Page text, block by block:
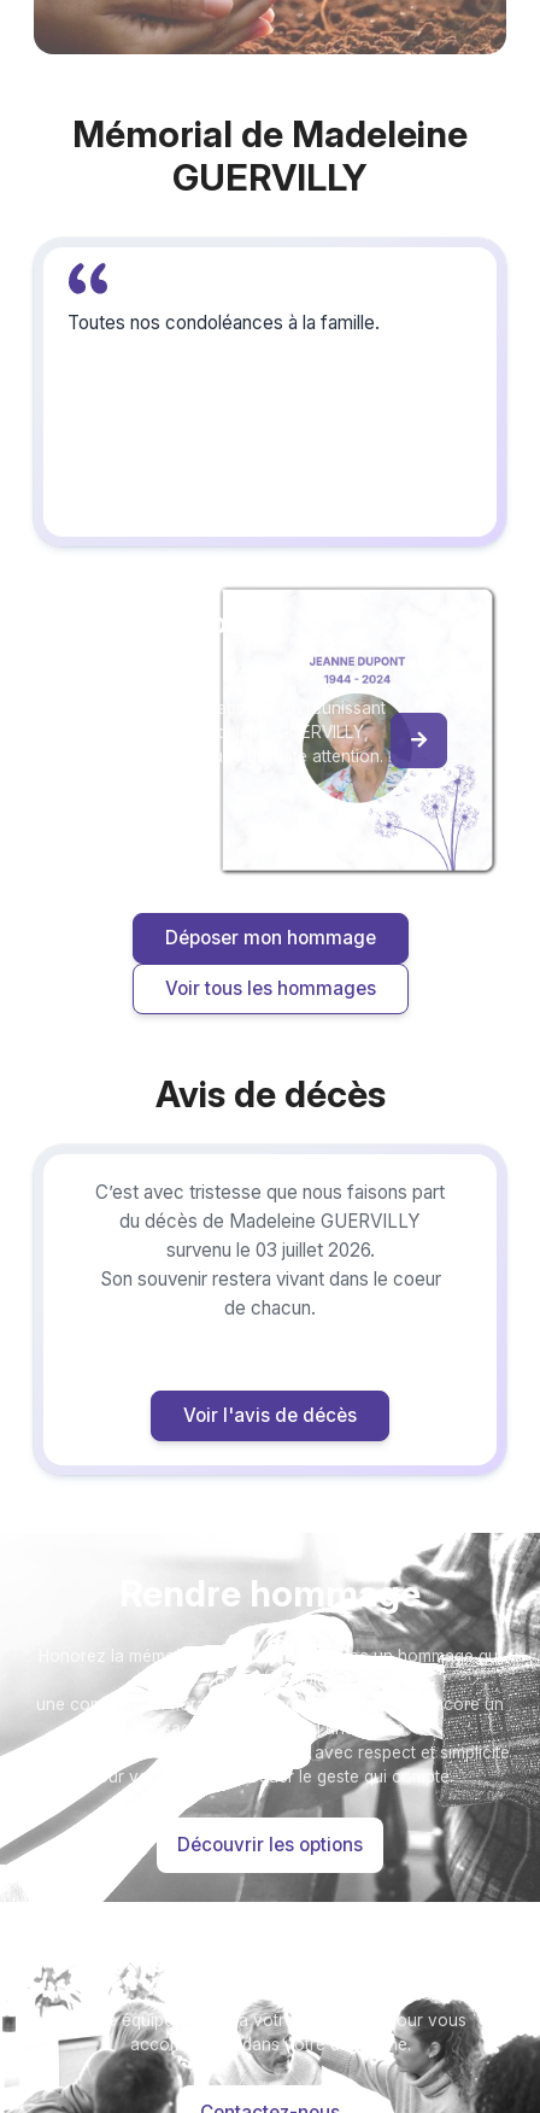
Mémorial de Madeleine
GUERVILLY
Toutes nos condoléances à la famille.
Créez un album
Créez un album collaboratif en réunissant
les hommages à Madeleine GUERVILLY,
pour vous ou pour une délicate attention.
Déposer mon hommage
Voir tous les hommages
Avis de décès
C’est avec tristesse que nous faisons part
du décès de Madeleine GUERVILLY
survenu le 03 juillet 2026.
Son souvenir restera vivant dans le coeur
de chacun.
Voir l'avis de décès
Rendre hommage
Honorez la mémoire de votre proche avec un hommage qui
vous ressemble :
une composition florale, une plaque, un arbre, ou encore un
message accompagné d'une photo.
Toutes nos options sont présentées avec respect et simplicité
pour vous aider à marquer le geste qui compte.
Découvrir les options
Notre équipe se tient à votre disposition pour vous
accompagner dans votre démarche.